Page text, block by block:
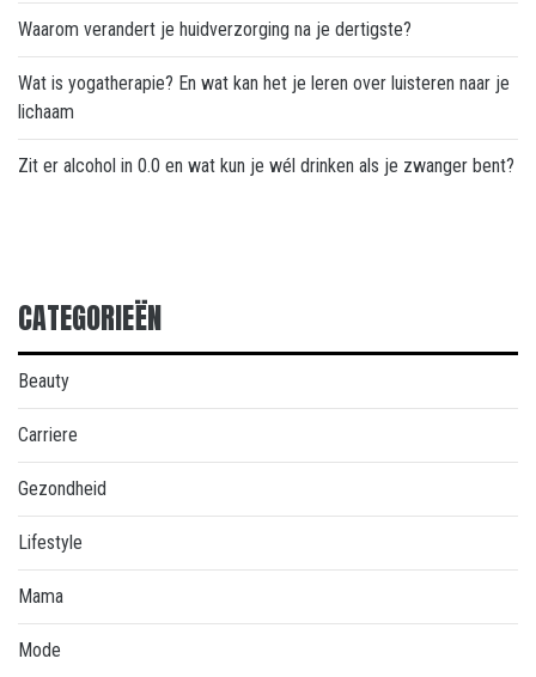
Waarom verandert je huidverzorging na je dertigste?
Wat is yogatherapie? En wat kan het je leren over luisteren naar je
lichaam
Zit er alcohol in 0.0 en wat kun je wél drinken als je zwanger bent?
CATEGORIEËN
Beauty
Carriere
Gezondheid
Lifestyle
Mama
Mode